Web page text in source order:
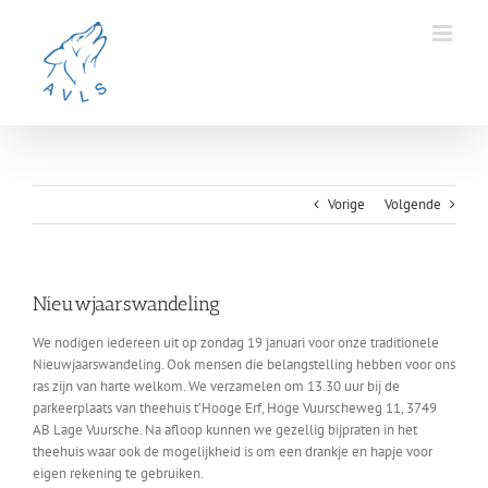
Vorige Volgende
Nieuwjaarswandeling
We nodigen iedereen uit op zondag 19 januari voor onze traditionele
Nieuwjaarswandeling. Ook mensen die belangstelling hebben voor ons
ras zijn van harte welkom. We verzamelen om 13.30 uur bij de
parkeerplaats van theehuis t’Hooge Erf, Hoge Vuurscheweg 11, 3749
AB Lage Vuursche. Na afloop kunnen we gezellig bijpraten in het
theehuis waar ook de mogelijkheid is om een drankje en hapje voor
eigen rekening te gebruiken.